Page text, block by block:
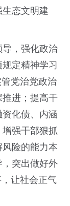
态文明建
，强化政治
定精神学习
党治党政治
进；提高干
化债、内涵
强干部狠抓
险的能力本
突出做好外
让社会正气